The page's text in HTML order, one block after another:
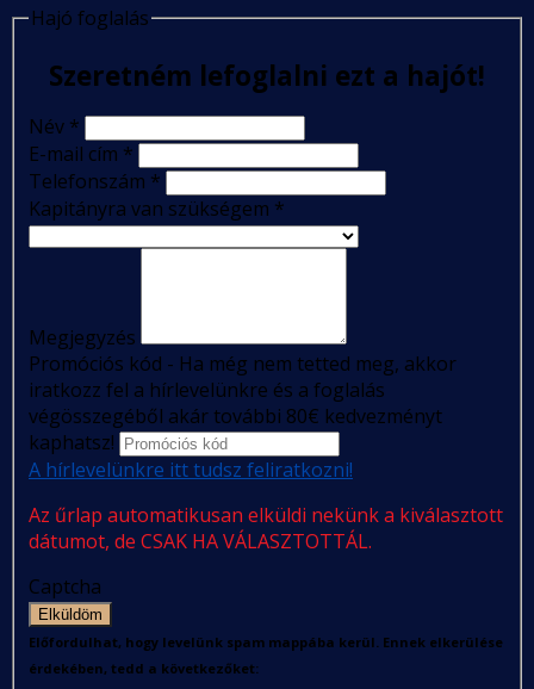
Hajó foglalás
Szeretném lefoglalni ezt a hajót!
Név *
E-mail cím *
Telefonszám *
Kapitányra van szükségem *
Megjegyzés
Promóciós kód - Ha még nem tetted meg, akkor
iratkozz fel a hírlevelünkre és a foglalás
végösszegéből akár további 80€ kedvezményt
kaphatsz!
A hírlevelünkre itt tudsz feliratkozni!
Az űrlap automatikusan elküldi nekünk a kiválasztott
dátumot, de CSAK HA VÁLASZTOTTÁL.
Captcha
Elküldöm
Előfordulhat, hogy levelünk spam mappába kerül. Ennek elkerülése
érdekében, tedd a következőket: